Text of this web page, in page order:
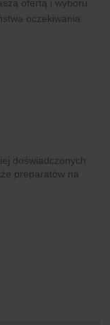
ofertą i wyboru
oczekiwania.
doświadczonych
preparatów na